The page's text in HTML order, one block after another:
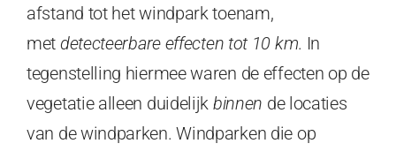
afstand tot het windpark toenam,
met detecteerbare effecten tot 10 km. In
tegenstelling hiermee waren de effecten op de
vegetatie alleen duidelijk binnen de locaties
van de windparken. Windparken die op